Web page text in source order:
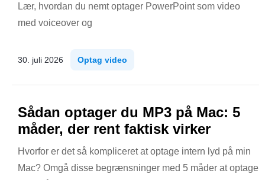
Lær, hvordan du nemt optager PowerPoint som video
med voiceover og
30. juli 2026 Optag video
Sådan optager du MP3 på Mac: 5
måder, der rent faktisk virker
Hvorfor er det så kompliceret at optage intern lyd på min
Mac? Omgå disse begrænsninger med 5 måder at optage